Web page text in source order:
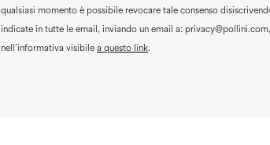
qualsiasi momento è possibile revocare tale consenso
indicate in tutte le email, inviando un email a:
nell’informativa visibilea questo link.